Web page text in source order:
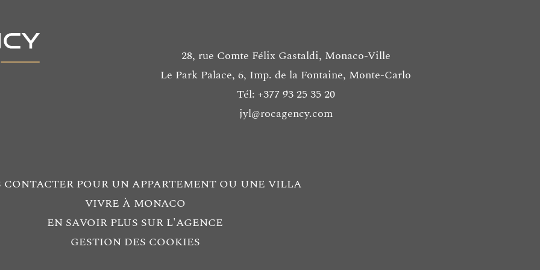
28, rue Comte Félix Gastaldi, Monaco-Ville
Le Park Palace, 6, Imp. de la Fontaine, Monte-Carlo
Tél: +377 93 25 35 20
jyl@rocagency.com
CONTACTER POUR UN APPARTEMENT OU UNE VILLA
VIVRE À MONACO
EN SAVOIR PLUS SUR L'AGENCE
GESTION DES COOKIES